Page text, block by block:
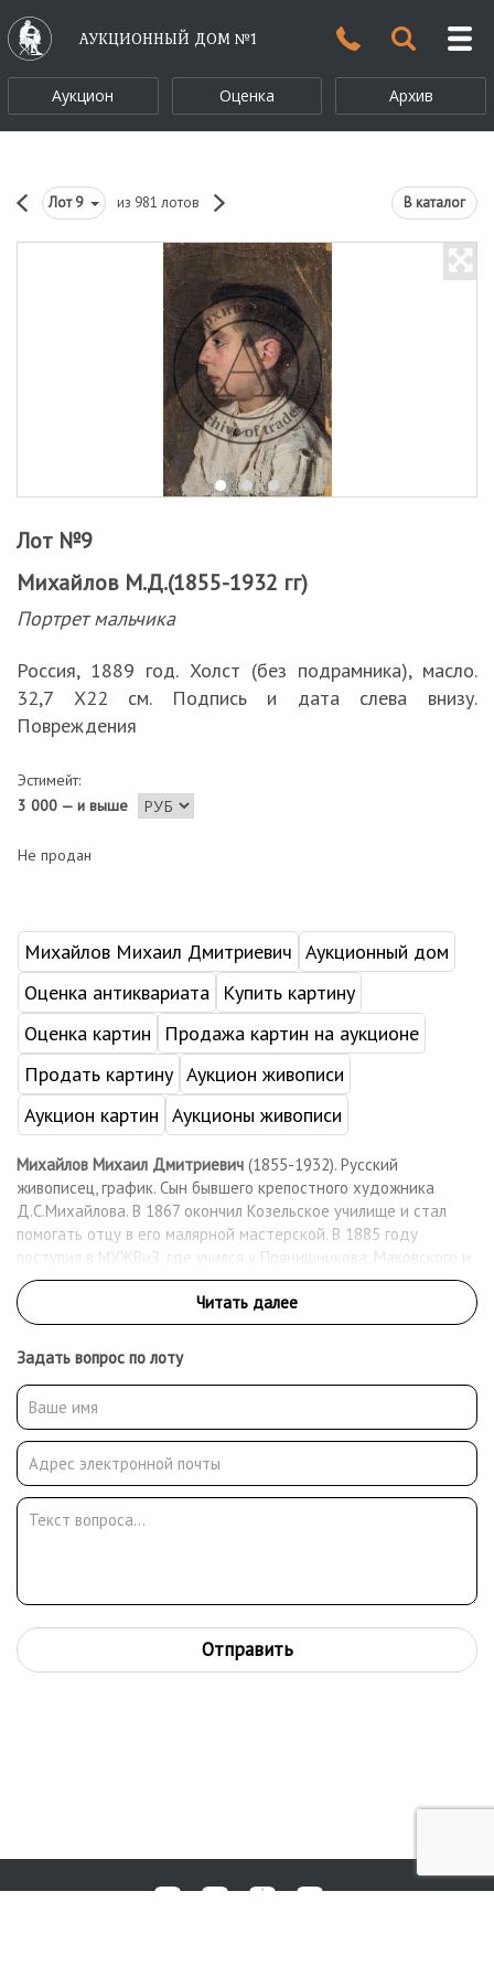
АУКЦИОННЫЙ ДОМ №1
Аукцион Оценка Архив
Лот9 из 981 лотов В каталог
Лот №9
Михайлов М.Д.(1855-1932 гг)
Портрет мальчика
Россия, 1889 год. Холст (без подрамника), масло.
32,7 Х22 см. Подпись и дата слева внизу.
Повреждения
Эстимейт:
3 000 — и выше
Не продан
Михайлов Михаил Дмитриевич Аукционный дом
Оценка антиквариата
Купить картину
Оценка картин
Продажа картин на аукционе
Продать картину Аукцион живописи
Аукцион картин Аукционы живописи
Михайлов Михаил Дмитриевич (1855-1932). Русский
живописец, график. Сын бывшего крепостного художника
Д.С.Михайлова. В 1867 окончил Козельское училище и стал
помогать отцу в его малярной мастерской. В 1885 году
поступил в МУЖВиЗ, где учился у Прянишникова, Маковского и
Сурикова. После окончания училища вступил в Московское
общество любителей художеств и стал его постоянным
экспонентом. В 1910 - 1911 - член московского объединения
«Группа художников». Работал как живописец, график-
иллюстратор. После революции вступил в группу «Звено» и
профсоюз московских художников. Работал преподавателем
рисования в школах Сокольнического района.
Задать вопрос по лоту
Отправить